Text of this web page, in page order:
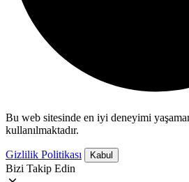
Bu web sitesinde en iyi deneyimi
kullanılmaktadır.
Gizlilik Politikası Kabul
Bizi Takip Edin